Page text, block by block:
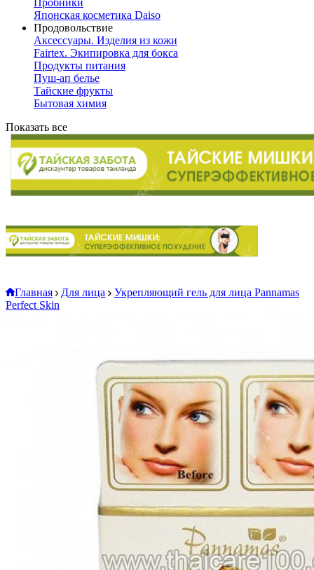
Пробники
Японская косметика Daiso
Продовольствие
Аксессуары. Изделия из кожи
Fairtex. Экипировка для бокса
Продукты питания
Пуш-ап белье
Тайские фрукты
Бытовая химия
Показать все
Главная Для лица
Укрепляющий гель для лица Pannamas
Perfect Skin